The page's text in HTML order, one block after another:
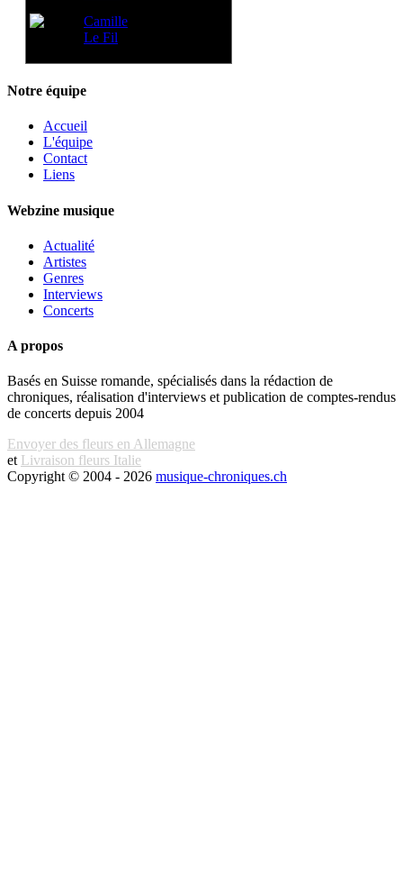
Camille
Le Fil
Notre équipe
Accueil
L'équipe
Contact
Liens
Webzine musique
Actualité
Artistes
Genres
Interviews
Concerts
A propos
Basés en Suisse romande, spécialisés dans la rédaction de
chroniques, réalisation d'interviews et publication de comptes-rendus
de concerts depuis 2004
Envoyer des fleurs en Allemagne
et Livraison fleurs Italie
Copyright © 2004 - 2026 musique-chroniques.ch